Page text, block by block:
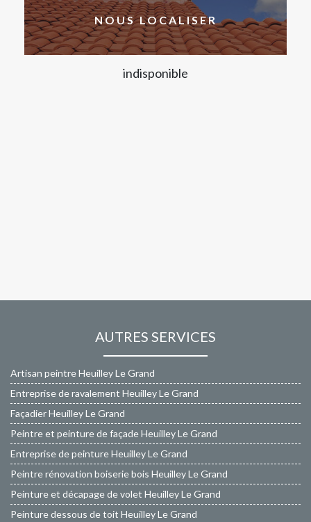
NOUS LOCALISER
indisponible
AUTRES SERVICES
Artisan peintre Heuilley Le Grand
Entreprise de ravalement Heuilley Le Grand
Façadier Heuilley Le Grand
Peintre et peinture de façade Heuilley Le Grand
Entreprise de peinture Heuilley Le Grand
Peintre rénovation boiserie bois Heuilley Le Grand
Peinture et décapage de volet Heuilley Le Grand
Peinture dessous de toit Heuilley Le Grand